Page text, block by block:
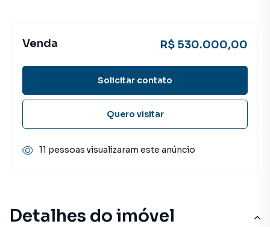
Detalhes do imóvel
Venda R$ 530.000,00
Solicitar contato
Quero visitar
11 pessoas visualizaram este anúncio